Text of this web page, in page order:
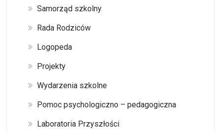
Samorząd szkolny
Rada Rodziców
Logopeda
Projekty
Wydarzenia szkolne
Pomoc psychologiczno – pedagogiczna
Laboratoria Przyszłości